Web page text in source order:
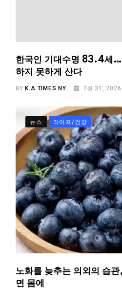
한국인 기대수명 83.4세
하지 못하게 산다
BY K.A TIMES NY 7월 31, 2026
뉴스 라이프/건강
노화를 늦추는 의외의 습
면 몸에